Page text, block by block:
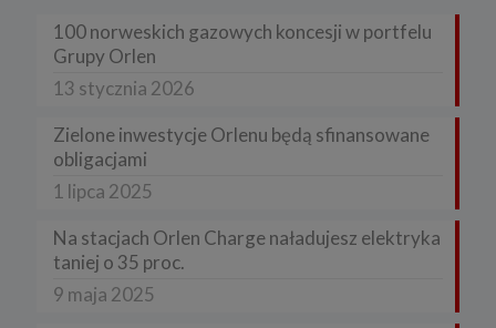
100 norweskich gazowych koncesji w portfelu
Grupy Orlen
13 stycznia 2026
Zielone inwestycje Orlenu będą sfinansowane
obligacjami
1 lipca 2025
Na stacjach Orlen Charge naładujesz elektryka
taniej o 35 proc.
9 maja 2025